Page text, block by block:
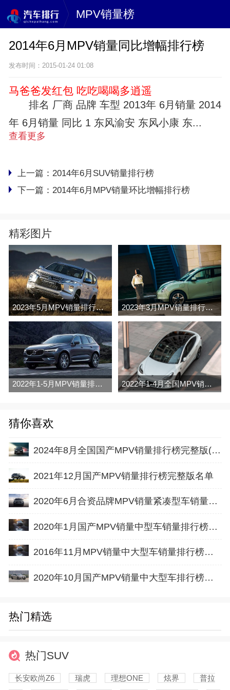
MPV销量榜
2014年6月MPV销量同比增幅排行榜
发布时间：2015-01-24 01:08
马爸爸发红包 吃吃喝喝多逍遥
排名 厂商 品牌 车型 2013年 6月销量 2014
年 6月销量 同比 1 东风渝安 东风小康 东...
查看更多
上一篇： 2014年6月SUV销量排行榜
下一篇： 2014年6月MPV销量环比增幅排行榜
精彩图片
2023年5月MPV销量排行榜完整版名单 2023年3月MPV销量排行榜完整版名单
2022年1-5月MPV销量排行榜 2022年1-4月全国MPV销量排行榜完整版
猜你喜欢
2024年8月全国国产MPV销量排行榜完整版(零售量
2021年12月国产MPV销量排行榜完整版名单
2020年6月合资品牌MPV销量紧凑型车销量排行榜完整版名单
2020年1月国产MPV销量中型车销量排行榜完整版名单
2016年11月MPV销量中大型车销量排行榜完整版名单
2020年10月国产MPV销量中大型车排行榜完整版名单
热门精选
热门SUV
长安欧尚Z6 瑞虎 理想ONE 炫界
普拉